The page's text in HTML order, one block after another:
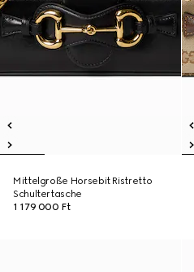
Mittelgroße Horsebit Ristretto
Schultertasche
1 179 000 Ft